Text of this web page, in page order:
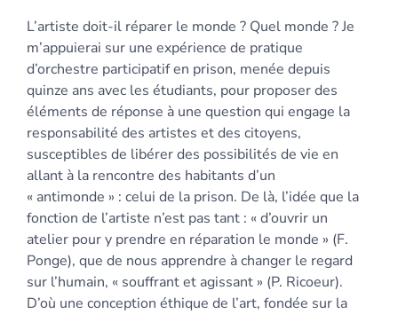
Bibliographie
Notes
Citer cet article
Auteur
L’artiste doit-il réparer le monde ? Quel monde ? Je
m’appuierai sur une expérience de pratique
d’orchestre participatif en prison, menée depuis
quinze ans avec les étudiants, pour proposer des
éléments de réponse à une question qui engage la
responsabilité des artistes et des citoyens,
susceptibles de libérer des possibilités de vie en
allant à la rencontre des habitants d’un
« antimonde » : celui de la prison. De là, l’idée que la
fonction de l’artiste n’est pas tant : « d’ouvrir un
atelier pour y prendre en réparation le monde » (F.
Ponge), que de nous apprendre à changer le regard
sur l’humain, « souffrant et agissant » (P. Ricoeur).
D’où une conception éthique de l’art, fondée sur la